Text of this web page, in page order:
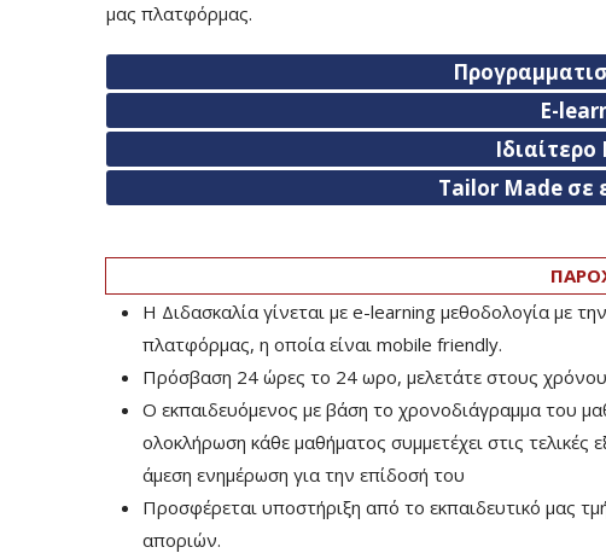
μας πλατφόρμας.
E-
Tailor Made σε
Η Διδασκαλία γίνεται με e-learning μεθοδολογία με
πλατφόρμας, η οποία είναι mobile friendly.
Πρόσβαση 24 ώρες το 24 ωρο, μελετάτε στους
Ο εκπαιδευόμενος με βάση το χρονοδιάγραμμα του
ολοκλήρωση κάθε μαθήματος συμμετέχει στις τελικές
άμεση ενημέρωση για την επίδοσή του
Προσφέρεται υποστήριξη από το εκπαιδευτικό μας
αποριών.